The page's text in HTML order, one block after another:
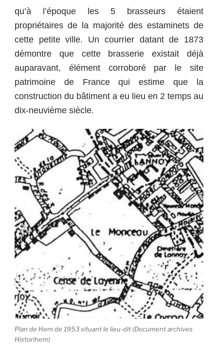
qu’à l’époque les 5 brasseurs étaient
propriétaires de la majorité des estaminets de
cette petite ville. Un courrier datant de 1873
démontre que cette brasserie existait déjà
auparavant, élément corroboré par le site
patrimoine de France qui estime que la
construction du bâtiment a eu lieu en 2 temps au
dix-neuvième siècle.
Plan de Hem de 1953 situant le lieu-dit (Document archives
Historihem)